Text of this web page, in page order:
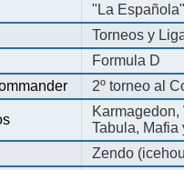
"La
Torneos y
Formula D
2º torneo al
Tabula, Mafia
Zendo